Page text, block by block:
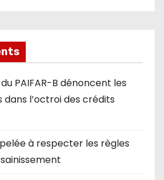
PAIFAR-B dénoncent les
l’octroi des crédits
à respecter les règles